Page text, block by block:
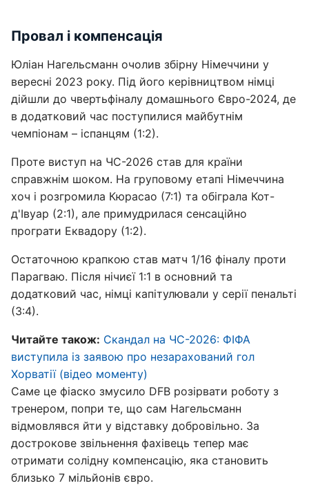
Провал і компенсація
Юліан Нагельсманн очолив збірну Німеччини у
вересні 2023 року. Під його керівництвом німці
дійшли до чвертьфіналу домашнього Євро-2024, де
в додатковий час поступилися майбутнім
чемпіонам – іспанцям (1:2).
Проте виступ на ЧС-2026 став для країни
справжнім шоком. На груповому етапі Німеччина
хоч і розгромила Кюрасао (7:1) та обіграла Кот-
д'Івуар (2:1), але примудрилася сенсаційно
програти Еквадору (1:2).
Остаточною крапкою став матч 1/16 фіналу проти
Парагваю. Після нічиєї 1:1 в основний та
додатковий час, німці капітулювали у серії пенальті
(3:4).
Читайте також: Скандал на ЧС-2026: ФІФА
виступила із заявою про незарахований гол
Хорватії (відео моменту)
Саме це фіаско змусило DFB розірвати роботу з
тренером, попри те, що сам Нагельсманн
відмовлявся йти у відставку добровільно. За
дострокове звільнення фахівець тепер має
отримати солідну компенсацію, яка становить
близько 7 мільйонів євро.